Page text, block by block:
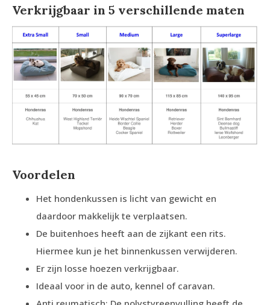
Verkrijgbaar in 5 verschillende maten
Voordelen
Het hondenkussen is licht van gewicht en
daardoor makkelijk te verplaatsen.
De buitenhoes heeft aan de zijkant een rits.
Hiermee kun je het binnenkussen verwijderen.
Er zijn losse hoezen verkrijgbaar.
Ideaal voor in de auto, kennel of caravan.